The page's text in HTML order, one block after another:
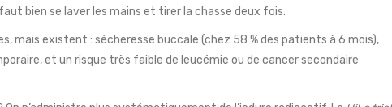
bien se laver les mains et tirer la chasse deux fois.
mais existent : sécheresse buccale (chez 58 % des patients à 6 mois),
et un risque très faible de leucémie ou de cancer secondaire